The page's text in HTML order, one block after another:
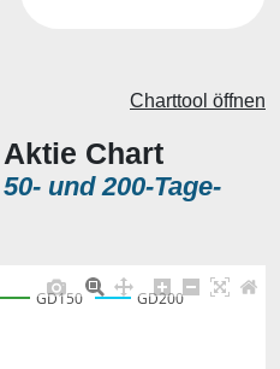
Chart
und 200-Tage-
Charttool öffnen
GD150 GD200